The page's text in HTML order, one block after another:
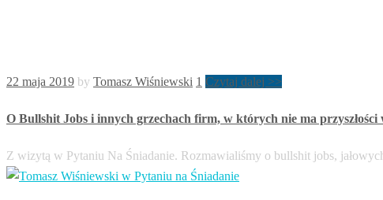
22 maja 2019 by Tomasz Wiśniewski 1 Czytaj dalej >>
O Bullshit Jobs i innych grzechach firm, w których nie ma przyszłości
Z wizytą w Pytaniu Na Śniadanie. Rozmawialiśmy o bullshit jobs,